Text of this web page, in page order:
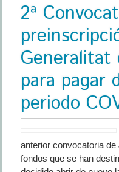
2ª
Generalitat
para pagar
periodo
anterior convocatoria
fondos que se han